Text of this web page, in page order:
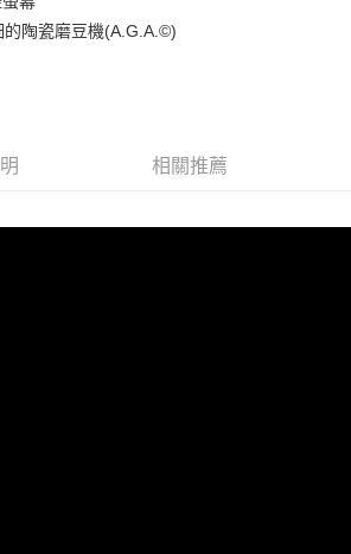
含以上)免運費
陶瓷磨豆機(A.G.A.©)
相關推薦